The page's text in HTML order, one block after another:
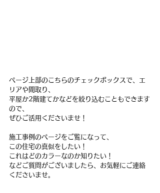
ページ上部のこちらのチェックボックスで、エ
リアや間取り、
平屋か2階建てかなどを絞り込むこともできます
ので、
ぜひご活用くださいませ！
施工事例のページをご覧になって、
この住宅の真似をしたい！
これはどのカラーなのか知りたい！
などご質問がございましたら、お気軽にご連絡
くださいませ。